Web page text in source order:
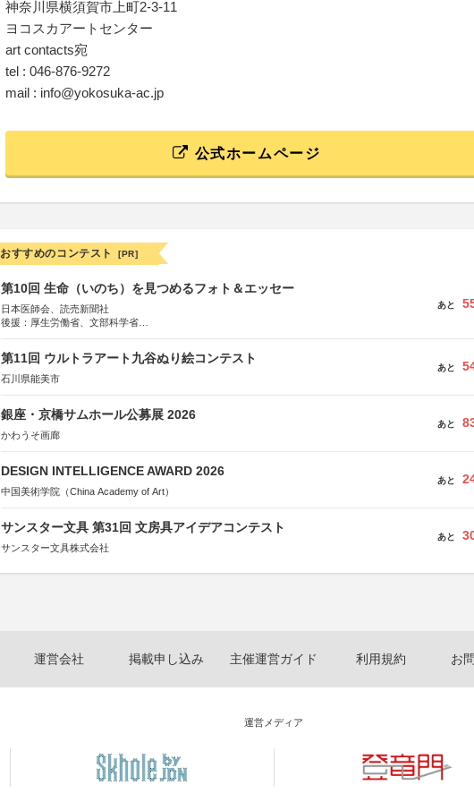
神奈川県横須賀市上町2-3-11
ヨコスカアートセンター
art contacts宛
tel : 046-876-9272
mail : info@yokosuka-ac.jp
公式ホームページ
おすすめのコンテスト [PR]
第10回 生命（いのち）を見つめるフォト＆エッセー
日本医師会、読売新聞社
後援：厚生労働省、文部科学省
あと
第11回 ウルトラアート九谷ぬり絵コンテスト
石川県能美市
あと
銀座・京橋サムホール公募展 2026
かわうそ画廊
あと
DESIGN INTELLIGENCE AWARD 2026
中国美術学院（China Academy of Art）
あと
サンスター文具 第31回 文房具アイデアコンテスト
サンスター文具株式会社
あと
運営会社 掲載申し込み 主催運営ガイド 利用規約 お
運営メディア